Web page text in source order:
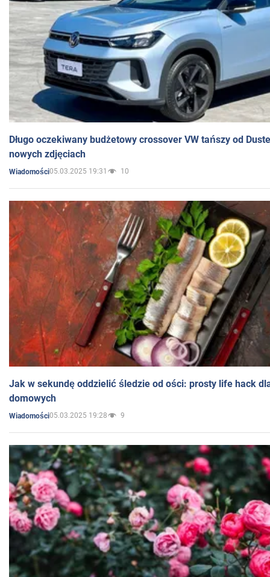
Długo oczekiwany budżetowy crossover VW tańszy od
nowych zdjęciach
Wiadomości05.03.2025 19:31 10
Jak w sekundę oddzielić śledzie od ości: prosty life hack
domowych
Wiadomości05.03.2025 19:28 9